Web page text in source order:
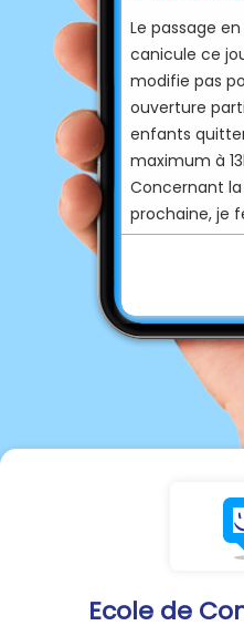
Ecole de
Le passage
canicule ce
modifie pas
ouverture
enfants
maximum à
Concernant
prochaine, je
avec la
en fin d
fonction des
maintiendrais
ouverture
cette
serez
Bien